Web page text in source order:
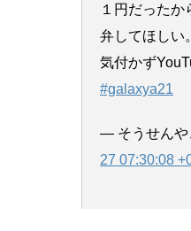
１円だった
弁してほしい。
気付かず
#galaxya21
— そうせんや
27 07:30:08